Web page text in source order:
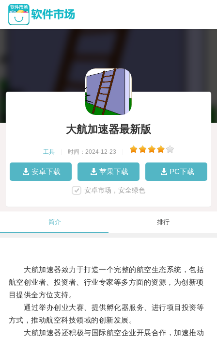
大航加速器最新版
工具 时间：2024-12-23
安卓下载 苹果下载 PC下载
安卓市场，安全绿色
简介 排行
大航加速器致力于打造一个完整的航空生态系统，包括
航空创业者、投资者、行业专家等多方面的资源，为创新项
目提供全方位支持。
通过举办创业大赛、提供孵化器服务、进行项目投资等
方式，推动航空科技领域的创新发展。
大航加速器还积极与国际航空企业开展合作，加速推动